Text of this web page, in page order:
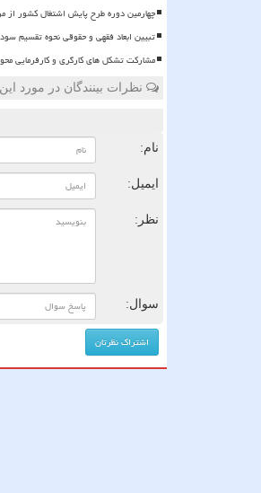
چهارمین دوره طرح پایش اشتغال کشور از مرداد ۱۴۰۵ شروع
تبیین ابعاد فقهی و حقوقی نحوه تقسیم
مشارکت تشکل های کارگری و کارفرمایی
نظرات بینندگان در مورد
نام:
ایمیل:
نظر:
سوال: